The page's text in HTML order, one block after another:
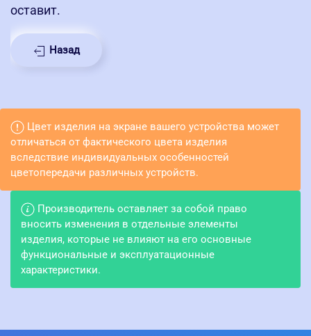
оставит.
Назад
Цвет изделия на экране вашего устройства может
отличаться от фактического цвета изделия
вследствие индивидуальных особенностей
цветопередачи различных устройств.
Производитель оставляет за собой право
вносить изменения в отдельные элементы
изделия, которые не влияют на его основные
функциональные и эксплуатационные
характеристики.